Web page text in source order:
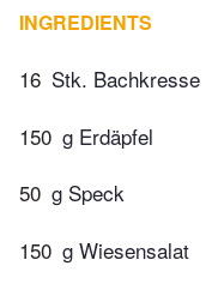
INGREDIENTS
16 Stk. Bachkresse
150 g Erdäpfel
50 g Speck
150 g Wiesensalat